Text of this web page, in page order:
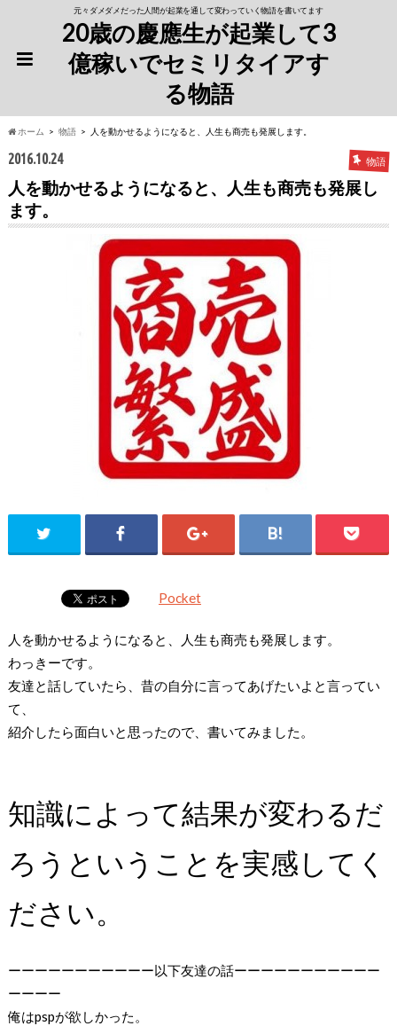
元々ダメダメだった人間が起業を通して変わっていく物語を書いてます
20歳の慶應生が起業して3
億稼いでセミリタイアす
る物語
ホーム 物語 人を動かせるようになると、人生も商売も発展します。
2016.10.24 物語
人を動かせるようになると、人生も商売も発展し
ます。
Pocket
人を動かせるようになると、人生も商売も発展します。
わっきーです。
友達と話していたら、昔の自分に言ってあげたいよと言ってい
て、
紹介したら面白いと思ったので、書いてみました。
知識によって結果が変わるだ
ろうということを実感してく
ださい。
ーーーーーーーーーーー以下友達の話ーーーーーーーーーーー
ーーーー
俺はpspが欲しかった。